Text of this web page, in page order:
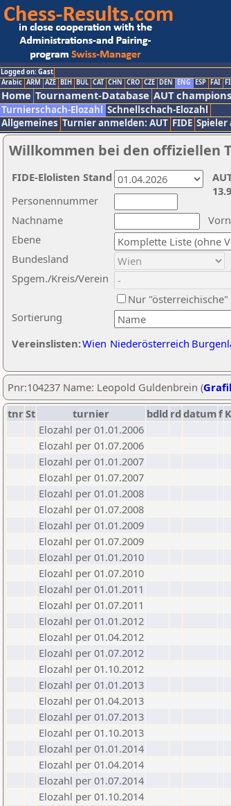
Logged on: Gast
Arabic ARM AZE BIH BUL CAT CHN CRO CZE DEN ENG ESP FAI
Home Tournament-Database AUT
Turnierschach-Elozahl Schnellschach-Elozahl
Allgemeines Turnier anmelden: AUT FIDE Spieler
Willkommen bei den offiziellen
Nachname
Ebene
Sortierung
Personennummer
Bundesland
Spgem./Kreis/Verein
Nur "österreichische"
Vereinslisten:Wien Niederösterreich
FIDE-Elolisten Stand
Pnr:104237 Name: Leopold Guldenbrein (
tnrSt turnier bdld rd datumf K
Elozahl per 01.01.2006
Elozahl per 01.07.2006
Elozahl per 01.01.2007
Elozahl per 01.07.2007
Elozahl per 01.01.2008
Elozahl per 01.07.2008
Elozahl per 01.01.2009
Elozahl per 01.07.2009
Elozahl per 01.01.2010
Elozahl per 01.07.2010
Elozahl per 01.01.2011
Elozahl per 01.07.2011
Elozahl per 01.01.2012
Elozahl per 01.04.2012
Elozahl per 01.07.2012
Elozahl per 01.10.2012
Elozahl per 01.01.2013
Elozahl per 01.04.2013
Elozahl per 01.07.2013
Elozahl per 01.10.2013
Elozahl per 01.01.2014
Elozahl per 01.04.2014
Elozahl per 01.07.2014
Elozahl per 01.10.2014